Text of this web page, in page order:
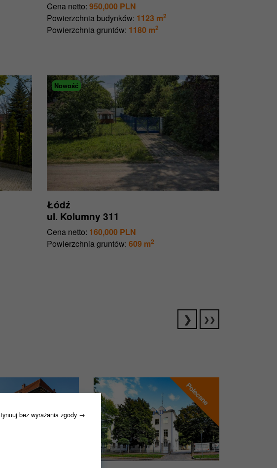
Cena netto: 950,000 PLN
Powierzchnia budynków: 1123 m2
Powierzchnia gruntów: 1180 m2
Nowość
Łódź
ul. Kolumny 311
Cena netto: 160,000 PLN
Powierzchnia gruntów: 609 m2
bez wyrażania zgody →